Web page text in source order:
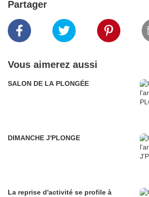
Partager
Vous aimerez aussi
SALON DE LA PLONGÉE
DIMANCHE J'PLONGE
La reprise d'activité se profile à